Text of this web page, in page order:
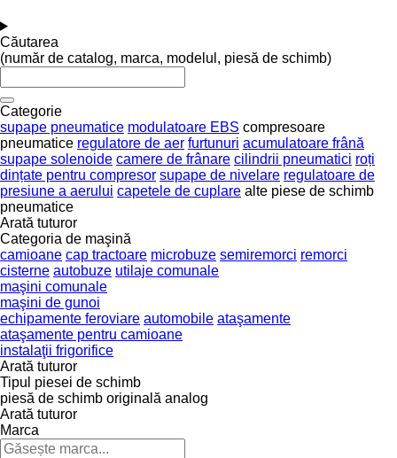
Căutarea
(număr de catalog, marca, modelul, piesă de schimb)
Categorie
supape pneumatice modulatoare EBS compresoare
pneumatice regulatore de aer furtunuri acumulatoare frână
supape solenoide camere de frânare cilindrii pneumatici roți
dințate pentru compresor supape de nivelare regulatoare de
presiune a aerului capetele de cuplare alte piese de schimb
pneumatice
Arată tuturor
Categoria de maşină
camioane cap tractoare microbuze semiremorci remorci
cisterne autobuze utilaje comunale
maşini comunale
maşini de gunoi
echipamente feroviare automobile ataşamente
ataşamente pentru camioane
instalaţii frigorifice
Arată tuturor
Tipul piesei de schimb
piesă de schimb originală analog
Arată tuturor
Marca